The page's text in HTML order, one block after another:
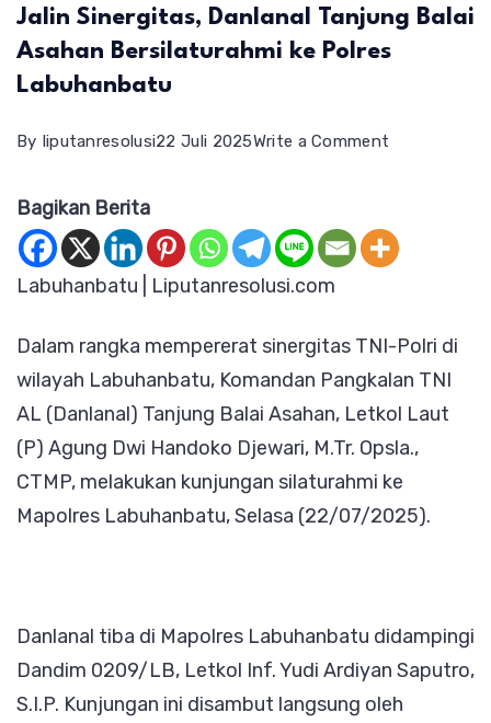
Jalin Sinergitas, Danlanal Tanjung Balai
Asahan Bersilaturahmi ke Polres
Labuhanbatu
By liputanresolusi22 Juli 2025Write a Comment
Danlanal
Asahan
ke
Polres
Bagikan Berita
Labuhanbatu | Liputanresolusi.com
Dalam rangka mempererat sinergitas TNI-Polri di
wilayah Labuhanbatu, Komandan Pangkalan TNI
AL (Danlanal) Tanjung Balai Asahan, Letkol Laut
(P) Agung Dwi Handoko Djewari, M.Tr. Opsla.,
CTMP, melakukan kunjungan silaturahmi ke
Mapolres Labuhanbatu, Selasa (22/07/2025).
Danlanal tiba di Mapolres Labuhanbatu didampingi
Dandim 0209/LB, Letkol Inf. Yudi Ardiyan Saputro,
S.I.P. Kunjungan ini disambut langsung oleh